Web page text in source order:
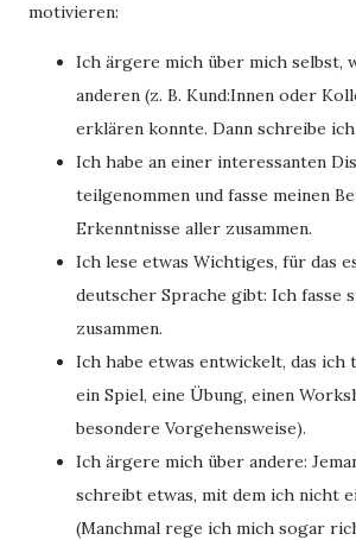
motivieren:
Ich ärgere mich über mich selbst,
anderen (z. B. Kund:Innen oder
erklären konnte. Dann schreibe ich
Ich habe an einer interessanten
teilgenommen und fasse meinen
Erkenntnisse aller zusammen.
Ich lese etwas Wichtiges, für das
deutscher Sprache gibt: Ich fasse
zusammen.
Ich habe etwas entwickelt, das ich
ein Spiel, eine Übung, einen
besondere Vorgehensweise).
Ich ärgere mich über andere:
schreibt etwas, mit dem ich nicht
(Manchmal rege ich mich sogar